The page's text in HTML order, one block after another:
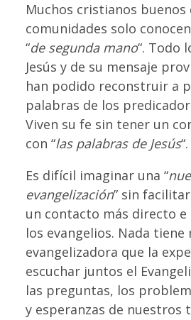
Muchos cristianos buenos
comunidades solo
“de segunda mano“. Todo
Jesús y de su mensaje
han podido reconstruir a
palabras de los
Viven su fe sin tener un
con “las palabras de Jesús“.
Es difícil imaginar una “
evangelización” sin
un contacto más directo
los evangelios. Nada tiene
evangelizadora que la
escuchar juntos el
las preguntas, los
y esperanzas de nuestros